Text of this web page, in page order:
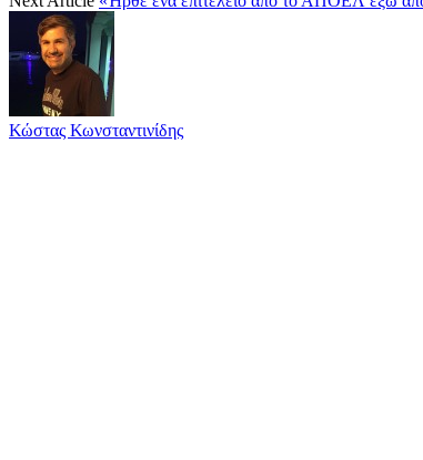
Κώστας Κωνσταντινίδης